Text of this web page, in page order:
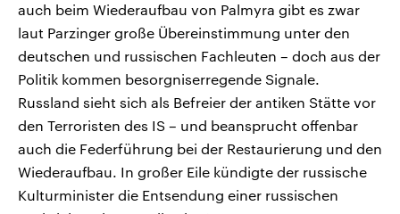
auch beim Wiederaufbau von Palmyra gibt es zwar
laut Parzinger große Übereinstimmung unter den
deutschen und russischen Fachleuten – doch aus der
Politik kommen besorgniserregende Signale.
Russland sieht sich als Befreier der antiken Stätte vor
den Terroristen des IS – und beansprucht offenbar
auch die Federführung bei der Restaurierung und den
Wiederaufbau. In großer Eile kündigte der russische
Kulturminister die Entsendung einer russischen